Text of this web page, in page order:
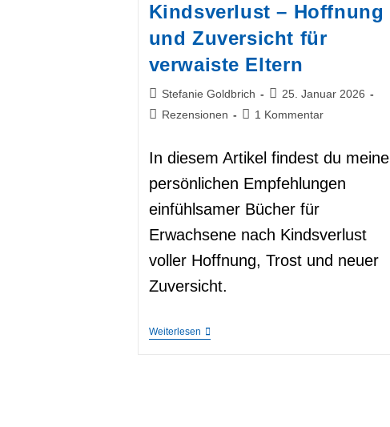
Kindsverlust – Hoffnung
und Zuversicht für
verwaiste Eltern
Beitrags-
Autor:
Stefanie Goldbrich
Beitrag
veröffentlicht:
25. Januar 2026
Beitrags-
Rezensionen
Beitrags-
1 Kommentar
In diesem Artikel findest du meine
persönlichen Empfehlungen
einfühlsamer Bücher für
Erwachsene nach Kindsverlust
voller Hoffnung, Trost und neuer
Zuversicht.
WeiterlesenBücher